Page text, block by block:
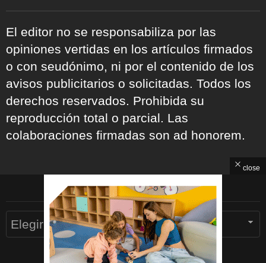
El editor no se responsabiliza por las
opiniones vertidas en los artículos firmados
o con seudónimo, ni por el contenido de los
avisos publicitarios o solicitadas. Todos los
derechos reservados. Prohibida su
reproducción total o parcial. Las
colaboraciones firmadas son ad honorem.
ARCHIVOS
Archivos
close